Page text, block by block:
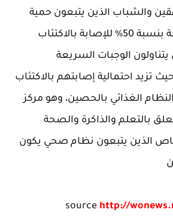
والشباب الذين يتبعون حمية
صحية هم أقل عرضة بنسبة 50% للإصابة بالاكتئاب
يتناولون الوجبات السريعة
تزيد احتمالية إصابتهم بالاكتئاب
النظام الغذائي بالحصين، وهو مركز
بالتعلم والذاكرة والصحة
الذين يتبعون نظام صحي يكون
source http://